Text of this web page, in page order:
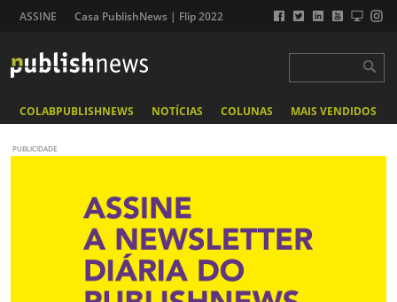
ASSINE Casa PublishNews | Flip 2022
COLABPUBLISHNEWS NOTÍCIAS COLUNAS MAIS VENDIDOS
PUBLICIDADE